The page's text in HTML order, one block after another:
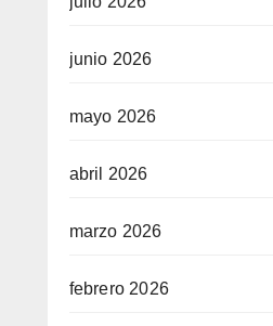
junio 2026
mayo 2026
abril 2026
marzo 2026
febrero 2026